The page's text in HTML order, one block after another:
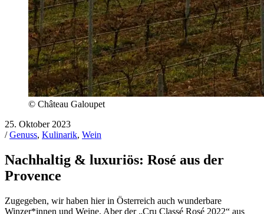
© Château Galoupet
25. Oktober 2023
/Genuss, Kulinarik, Wein
Nachhaltig & luxuriös: Rosé aus der
Provence
Zugegeben, wir haben hier in Österreich auch wunderbare
Winzer*innen und Weine. Aber der „Cru Classé Rosé 2022“ aus